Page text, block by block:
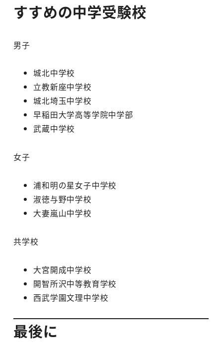
すすめの中学受験校
男子
城北中学校
立教新座中学校
城北埼玉中学校
早稲田大学高等学院中学部
武蔵中学校
女子
浦和明の星女子中学校
淑徳与野中学校
大妻嵐山中学校
共学校
大宮開成中学校
開智所沢中等教育学校
西武学園文理中学校
最後に